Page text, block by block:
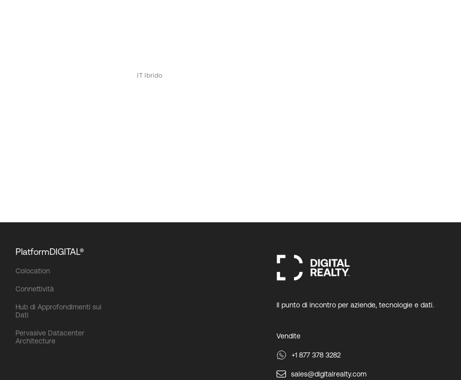
IT Ibrido
PlatformDIGITAL®
Colocation
Connettività
Hub di Approfondimenti sui
Dati
Pervasive Datacenter
Architecture
Il punto di incontro per aziende, tecnologie e dati.
Vendite
+1 877 378 3282
sales@digitalrealty.com